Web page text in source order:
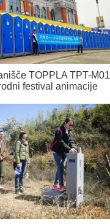
TOPPLA TPT-M01
festival animacije